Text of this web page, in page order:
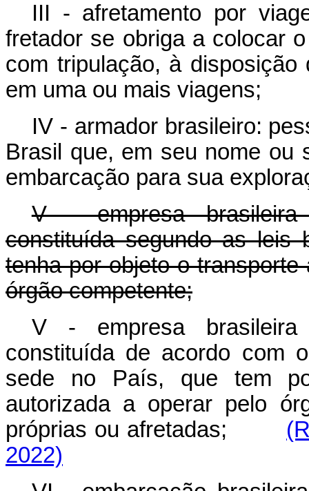
III - afretamento por
fretador se obriga a colocar
com tripulação, à
em uma ou mais viagens;
IV - armador brasileiro:
Brasil que, em seu nome ou
embarcação para sua
V - empresa brasileira
constituída segundo as leis
tenha por objeto o
órgão competente;
V - empresa brasileira
constituída de acordo com
sede no País, que tem
autorizada a operar pelo
próprias ou afretadas;
2022)